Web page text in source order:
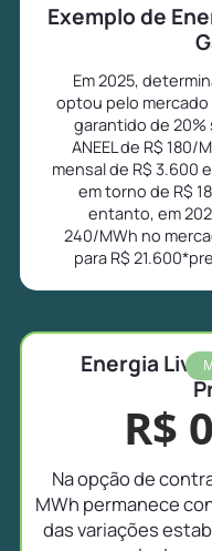
Exemplo de
Em 2025,
optou pelo
garantido de
ANEEL de R$
mensal de R$ 3.600
em torno de R$
entanto, em
240/MWh no
para R$
Energia
R$
Na opção de
MWh permanece
das variações